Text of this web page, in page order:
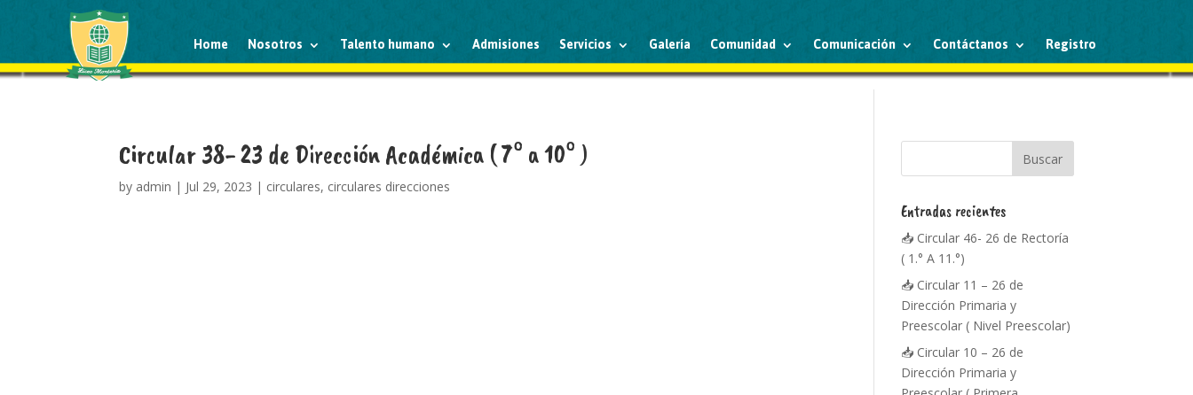
Home Nosotros Talento humano Admisiones Servicios Galería Comunidad Comunicación Contáctanos Registro
Circular 38- 23 de Dirección Académica ( 7° a 10° )
by admin | Jul 29, 2023 | circulares, circulares direcciones
Entradas recientes
📥 Circular 46- 26 de Rectoría
( 1.° A 11.°)
📥 Circular 11 – 26 de
Dirección Primaria y
Preescolar ( Nivel Preescolar)
📥 Circular 10 – 26 de
Dirección Primaria y